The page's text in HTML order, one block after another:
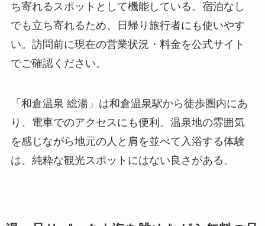
ち寄れるスポットとして機能している。宿泊なし
でも立ち寄れるため、日帰り旅行者にも使いやす
い。訪問前に現在の営業状況・料金を公式サイト
でご確認ください。
「和倉温泉 総湯」は和倉温泉駅から徒歩圏内にあ
り、電車でのアクセスにも便利。温泉地の雰囲気
を感じながら地元の人と肩を並べて入浴する体験
は、純粋な観光スポットにはない良さがある。